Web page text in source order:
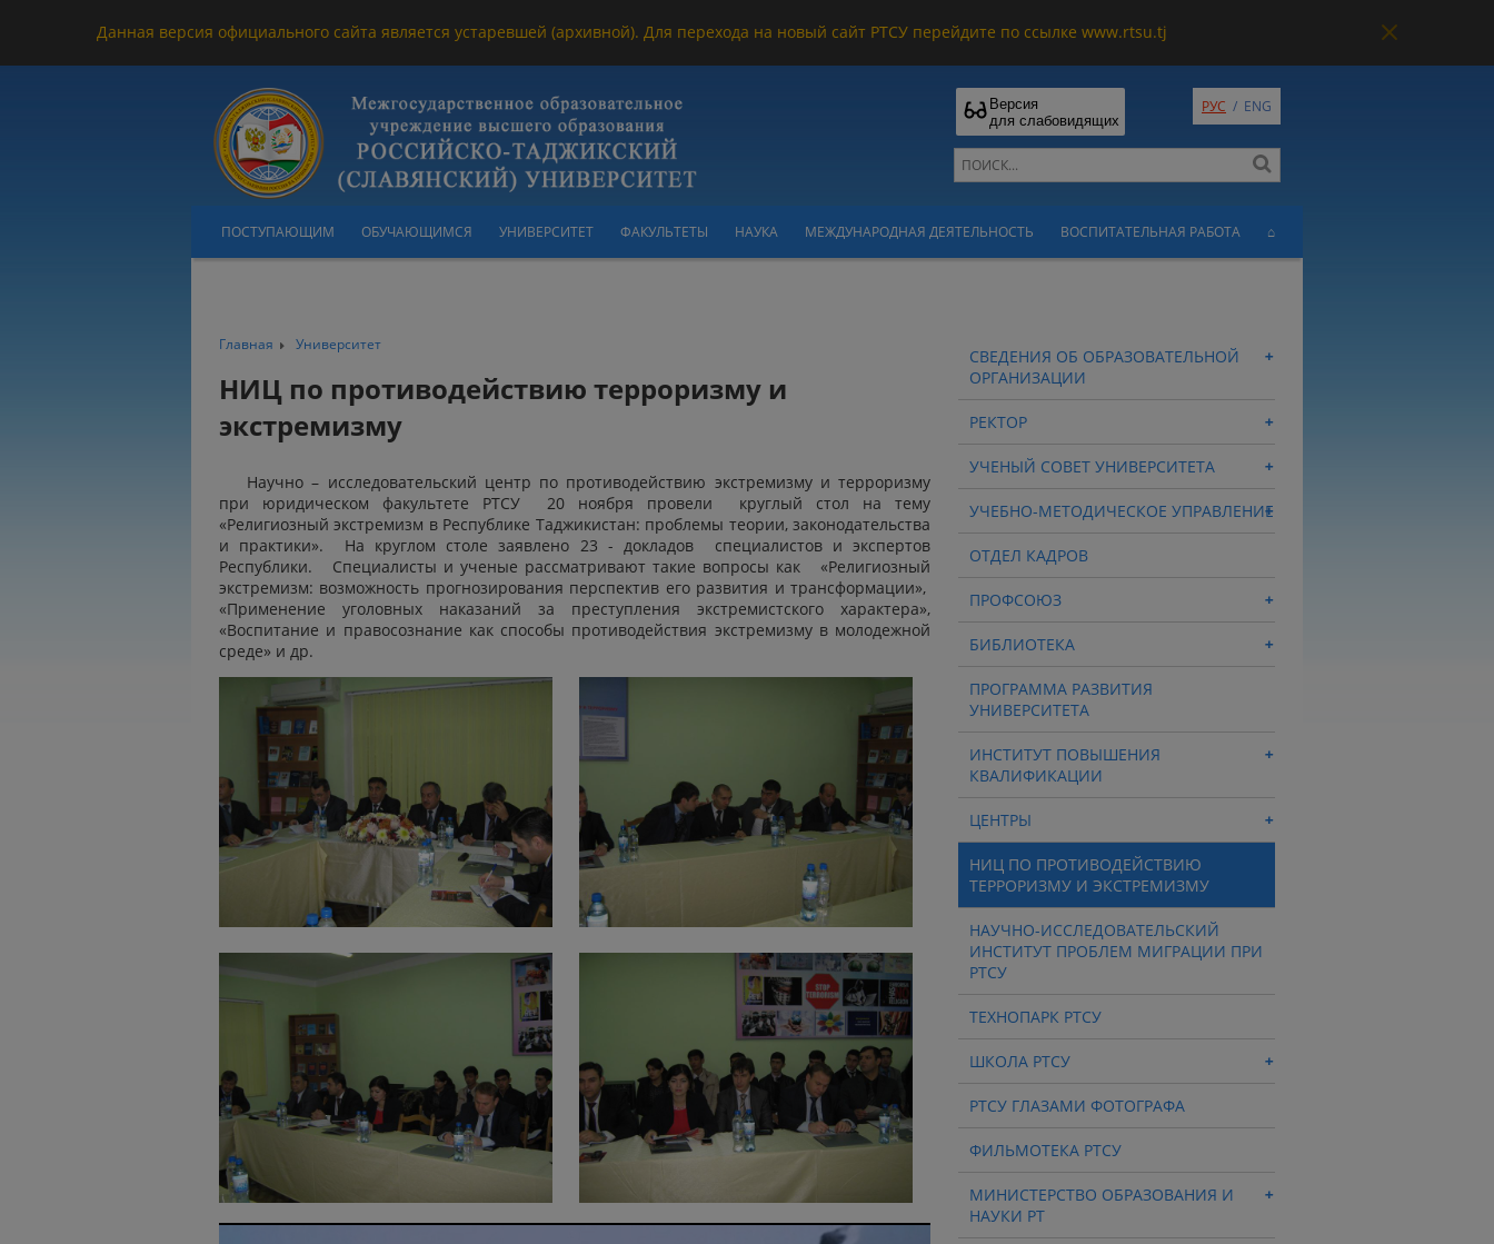
Данная версия официального сайта является устаревшей (архивной). Для перехода на новый сайт РТСУ перейдите по ссылке www.rtsu.tj
Версия
для слабовидящих
РУС / ENG
ПОСТУПАЮЩИМ ОБУЧАЮЩИМСЯ УНИВЕРСИТЕТ ФАКУЛЬТЕТЫ НАУКА МЕЖДУНАРОДНАЯ ДЕЯТЕЛЬНОСТЬ ВОСПИТАТЕЛЬНАЯ РАБОТА ⌂
Главная Университет
НИЦ по противодействию терроризму и
экстремизму
Научно – исследовательский центр по противодействию экстремизму и терроризму
при юридическом факультете РТСУ 20 ноября провели круглый стол на тему
«Религиозный экстремизм в Республике Таджикистан: проблемы теории, законодательства
и практики». На круглом столе заявлено 23 - докладов специалистов и экспертов
Республики. Специалисты и ученые рассматривают такие вопросы как «Религиозный
экстремизм: возможность прогнозирования перспектив его развития и трансформации»,
«Применение уголовных наказаний за преступления экстремистского характера»,
«Воспитание и правосознание как способы противодействия экстремизму в молодежной
среде» и др.
СВЕДЕНИЯ ОБ ОБРАЗОВАТЕЛЬНОЙ
ОРГАНИЗАЦИИ
РЕКТОР
УЧЕНЫЙ СОВЕТ УНИВЕРСИТЕТА
УЧЕБНО-МЕТОДИЧЕСКОЕ УПРАВЛЕНИЕ
ОТДЕЛ КАДРОВ
ПРОФСОЮЗ
БИБЛИОТЕКА
ПРОГРАММА РАЗВИТИЯ
УНИВЕРСИТЕТА
ИНСТИТУТ ПОВЫШЕНИЯ
КВАЛИФИКАЦИИ
ЦЕНТРЫ
НИЦ ПО ПРОТИВОДЕЙСТВИЮ
ТЕРРОРИЗМУ И ЭКСТРЕМИЗМУ
НАУЧНО-ИССЛЕДОВАТЕЛЬСКИЙ
ИНСТИТУТ ПРОБЛЕМ МИГРАЦИИ ПРИ
РТСУ
ТЕХНОПАРК РТСУ
ШКОЛА РТСУ
РТСУ ГЛАЗАМИ ФОТОГРАФА
ФИЛЬМОТЕКА РТСУ
МИНИСТЕРСТВО ОБРАЗОВАНИЯ И
НАУКИ РТ